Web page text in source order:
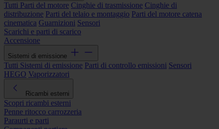
Tutti Parti del motore Cinghie di trasmissione Cinghie di
distribuzione Parti del telaio e montaggio Parti del motore catena
cinematica Guarnizioni Sensori
Scarichi e parti di scarico
Accensione
Sistemi di emissione
Tutti Sistemi di emissione Parti di controllo emissioni Sensori
HEGO Vaporizzatori
Ricambi esterni
Scopri ricambi esterni
Penne ritocco carrozzeria
Paraurti e parti